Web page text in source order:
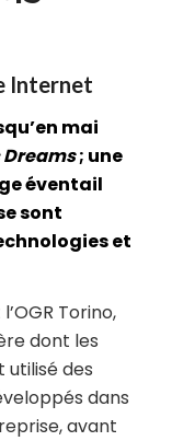
Internet
mai
; une
éventail
sont
et
Torino,
dont les
utilisé des
dans
avant